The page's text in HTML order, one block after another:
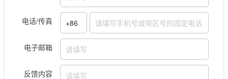
电话/传真
电子邮箱
反馈内容